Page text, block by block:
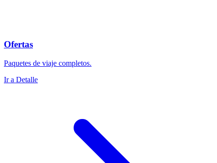
Ofertas
Paquetes de viaje completos.
Ir a Detalle